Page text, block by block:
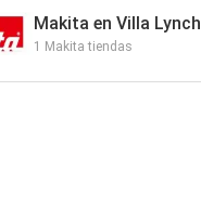
Makita en Villa Lynch
1 Makita tiendas